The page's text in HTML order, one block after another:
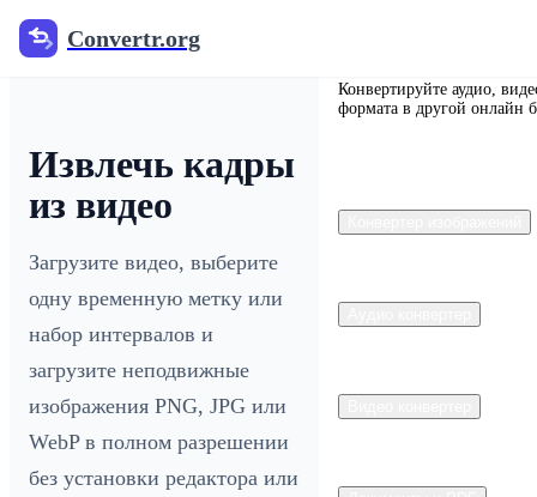
Convertr.org
Извлечь кадры
из видео
Загрузите видео, выберите
одну временную метку или
набор интервалов и
загрузите неподвижные
изображения PNG, JPG или
WebP в полном разрешении
без установки редактора или
Конвертируйте аудио,
формата в другой онлайн